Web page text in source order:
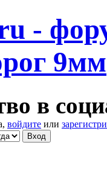
в
войдите или